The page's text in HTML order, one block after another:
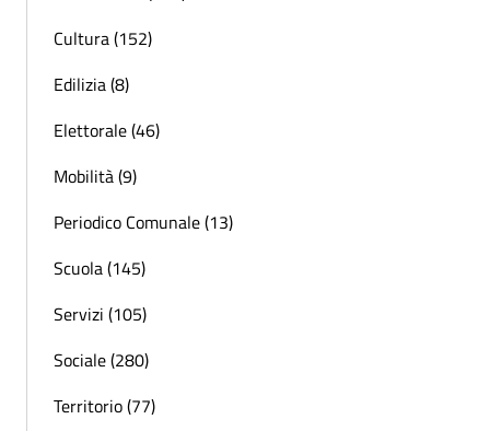
Cultura (152)
Edilizia (8)
Elettorale (46)
Mobilità (9)
Periodico Comunale (13)
Scuola (145)
Servizi (105)
Sociale (280)
Territorio (77)